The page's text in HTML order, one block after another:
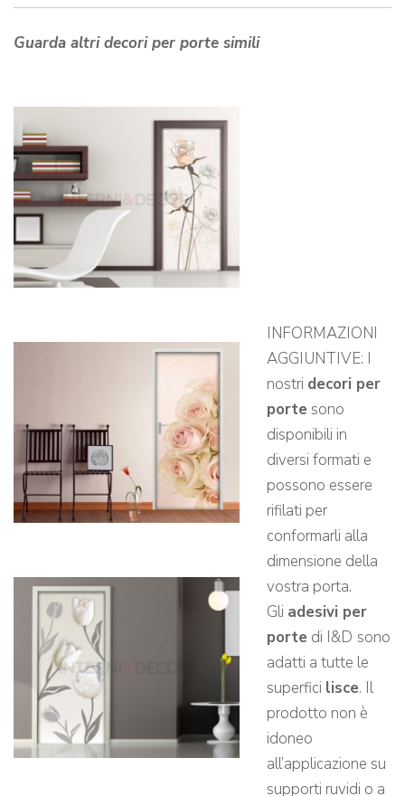
Guarda altri decori per porte simili
INFORMAZIONI
AGGIUNTIVE: I
nostri decori per
porte sono
disponibili in
diversi formati e
possono essere
rifilati per
conformarli alla
dimensione della
vostra porta.
Gli adesivi per
porte di I&D sono
adatti a tutte le
superfici lisce. Il
prodotto non è
idoneo
all’applicazione su
supporti ruvidi o a